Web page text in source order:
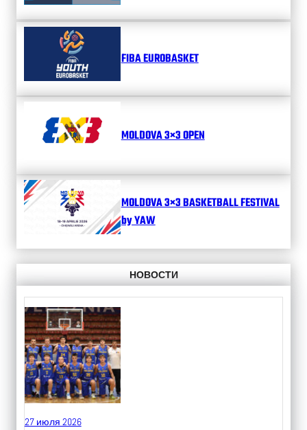
FIBA EUROBASKET
MOLDOVA 3×3 OPEN
MOLDOVA 3×3 BASKETBALL FESTIVAL
by YAW
НОВОСТИ
27 июля 2026